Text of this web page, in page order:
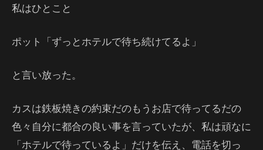
私はひとこと
ポット「ずっとホテルで待ち続けてるよ」
と言い放った。
カスは鉄板焼きの約束だのもうお店で待ってるだの
色々自分に都合の良い事を言っていたが、私は頑なに
「ホテルで待っているよ」だけを伝え、電話を切っ